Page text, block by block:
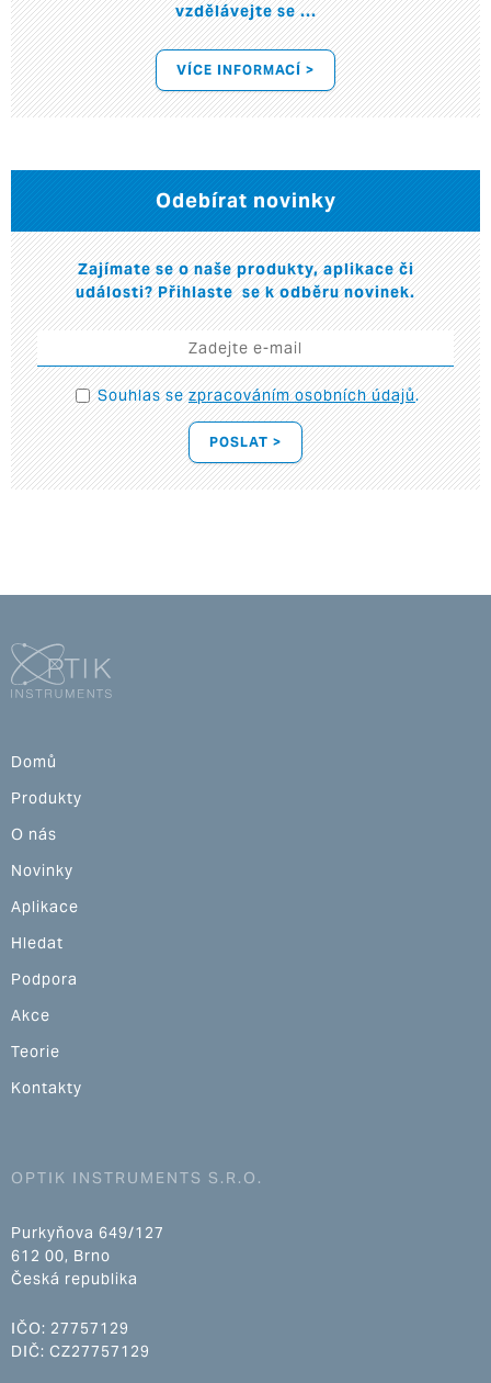
vzdělávejte se ...
VÍCE INFORMACÍ >
Odebírat novinky
Zajímate se o naše produkty, aplikace či
události? Přihlaste se k odběru novinek.
Souhlas sezpracováním osobních údajů.
POSLAT >
Domů
Produkty
O nás
Novinky
Aplikace
Hledat
Podpora
Akce
Teorie
Kontakty
OPTIK INSTRUMENTS S.R.O.
Purkyňova 649/127
612 00, Brno
Česká republika
IČO: 27757129
DIČ: CZ27757129